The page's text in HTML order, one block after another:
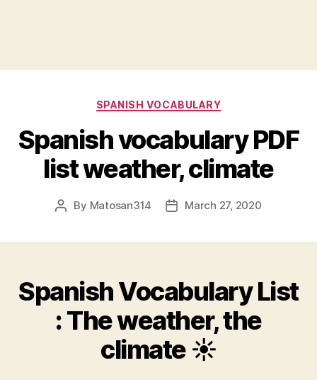
Categories
SPANISH VOCABULARY
Spanish vocabulary PDF
list weather, climate
Post
By Matosan314
PostMarch 27, 2020
Spanish Vocabulary List
: The weather, the
climate ☀